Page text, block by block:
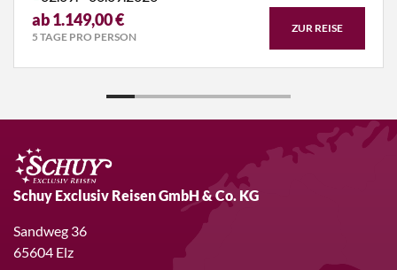
ab 1.149,00 €
5 TAGE PRO PERSON
ZUR REISE
Schuy Exclusiv Reisen GmbH & Co. KG
Sandweg 36
65604 Elz